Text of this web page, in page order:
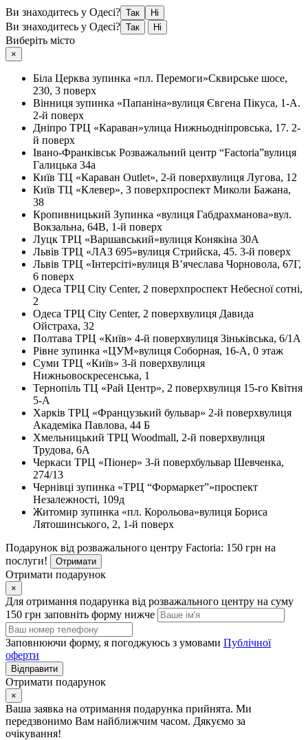
Ви знаходитесь у Одесі? Так Ні
Ви знаходитесь у Одесі? Так Ні
Виберіть місто
×
Біла Церква зупинка «пл. Перемоги»Сквирське шосе,
230, 3 поверх
Вінниця зупинка «Папаніна»вулиця Євгена Пікуса, 1-А.
2-й поверх
Дніпро ТРЦ «Караван»улица Нижньодніпровська, 17. 2-
й поверх
Івано-Франківськ Розважальний центр “Factoria”вулиця
Галицька 34а
Київ ТЦ «Караван Outlet», 2-й поверхвулиця Лугова, 12
Київ ТЦ «Клевер», 3 поверхпроспект Миколи Бажана,
38
Кропивницький Зупинка «вулиця Габдрахманова»вул.
Вокзальна, 64В, 1-й поверх
Луцк ТРЦ «Варшавський»вулиця Конякіна 30А
Львів ТРЦ «ЛАЗ 695»вулиця Стрийска, 45. 3-й поверх
Львів ТРЦ «Інтерсіті»вулиця В’ячеслава Чорновола, 67Г,
6 поверх
Одеса ТРЦ City Center, 2 поверхпроспект Небесної сотні,
2
Одеса ТРЦ City Center, 2 поверхвулиця Давида
Ойстраха, 32
Полтава ТРЦ «Київ» 4-й поверхвулиця Зіньківська, 6/1А
Рівне зупинка «ЦУМ»вулиця Соборная, 16-А, 0 этаж
Суми ТРЦ «Київ» 3-й поверхвулиця
Нижньовоскресенська, 1
Тернопіль ТЦ «Рай Центр», 2 поверхвулиця 15-го Квітня
5-А
Харків ТРЦ «Французький бульвар» 2-й поверхвулиця
Академіка Павлова, 44 Б
Хмельницький ТРЦ Woodmall, 2-й поверхвулиця
Трудова, 6А
Черкаси ТРЦ «Піонер» 3-й поверхбульвар Шевченка,
274/13
Чернівці зупинка «ТРЦ “Формаркет”»проспект
Незалежності, 109д
Житомир зупинка «пл. Корольова»вулиця Бориса
Лятошинського, 2, 1-й поверх
Подарунок від розважального центру Factoria: 150 грн на
послуги!
Отримати
Отримати подарунок
×
Для отримання подарунка від розважального центру на суму
150 грн заповніть форму нижче
Заповнюючи форму, я погоджуюсь з умовами Публічної
оферти
Відправити
Отримати подарунок
×
Ваша заявка на отримання подарунка прийнята. Ми
передзвонимо Вам найближчим часом. Дякуємо за
очікування!